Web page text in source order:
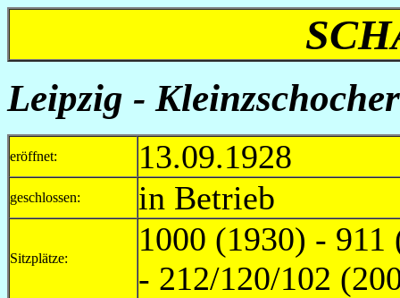
Leipzig -
eröffnet: 13.09.1928
geschlossen: in Betrieb
Sitzplätze:
1000 (1930) -
- 212/120/102